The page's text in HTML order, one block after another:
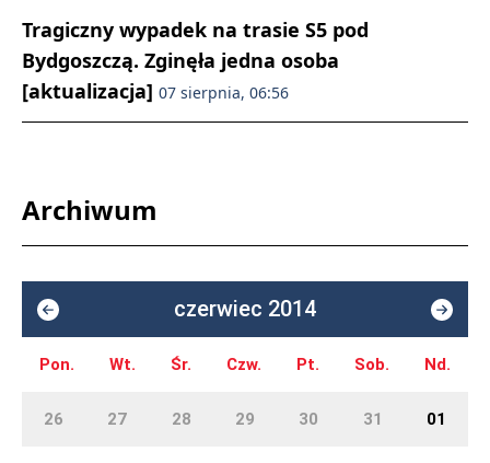
Tragiczny wypadek na trasie S5 pod
Bydgoszczą. Zginęła jedna osoba
[aktualizacja] 07 sierpnia, 06:56
Archiwum
czerwiec 2014
Pon. Wt. Śr. Czw. Pt. Sob. Nd.
26 27 28 29 30 31 01